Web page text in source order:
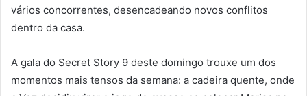
vários concorrentes, desencadeando novos conflitos
dentro da casa.
A gala do Secret Story 9 deste domingo trouxe um dos
momentos mais tensos da semana: a cadeira quente, onde